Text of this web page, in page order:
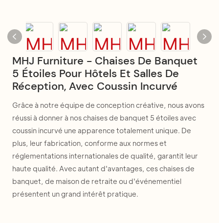
MHJ Furniture - Chaises De Banquet
5 Étoiles Pour Hôtels Et Salles De
Réception, Avec Coussin Incurvé
Grâce à notre équipe de conception créative, nous avons
réussi à donner à nos chaises de banquet 5 étoiles avec
coussin incurvé une apparence totalement unique. De
plus, leur fabrication, conforme aux normes et
réglementations internationales de qualité, garantit leur
haute qualité. Avec autant d'avantages, ces chaises de
banquet, de maison de retraite ou d'événementiel
présentent un grand intérêt pratique.